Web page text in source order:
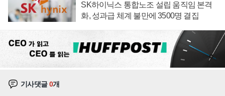
SK하이닉스 통합노조 설립 움직임 본격
화, 성과급 체계 불만에 3500명 결집
기사댓글0개